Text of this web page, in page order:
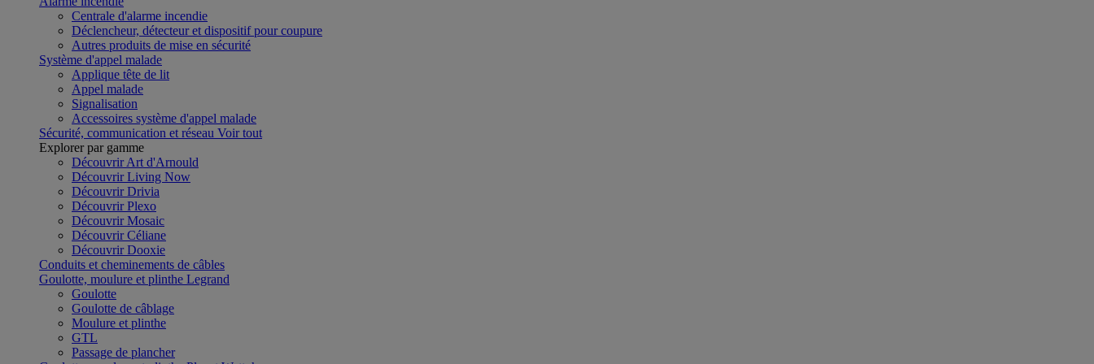
Centrale d'alarme incendie
Déclencheur, détecteur et dispositif pour coupure
Autres produits de mise en sécurité
Système d'appel malade
Applique tête de lit
Appel malade
Signalisation
Accessoires système d'appel malade
Sécurité, communication et réseau Voir tout
Explorer par gamme
Découvrir Art d'Arnould
Découvrir Living Now
Découvrir Drivia
Découvrir Plexo
Découvrir Mosaic
Découvrir Céliane
Découvrir Dooxie
Conduits et cheminements de câbles
Goulotte, moulure et plinthe Legrand
Goulotte
Goulotte de câblage
Moulure et plinthe
GTL
Passage de plancher